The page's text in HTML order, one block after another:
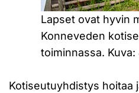
Lapset ovat hyvin
Konneveden
toiminnassa.
Kotiseutuyhdistys hoitaa